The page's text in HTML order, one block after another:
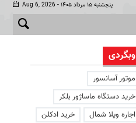
Aug 6, 2026 - پنجشنبه ۱۵ مرداد ۱۴۰۵
وبگردی
موتور آسانسور
خرید دستگاه ماساژور بلکر
اجاره ویلا شمال
خرید ادکلن